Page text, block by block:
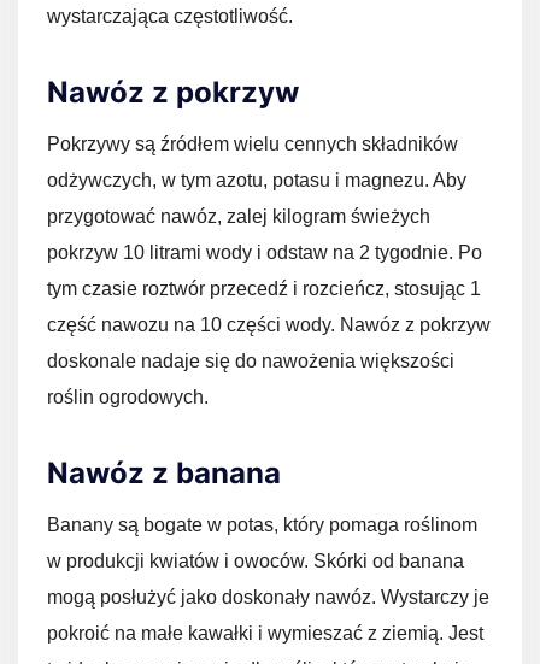
wystarczająca częstotliwość.
Nawóz z pokrzyw
Pokrzywy są źródłem wielu cennych składników
odżywczych, w tym azotu, potasu i magnezu. Aby
przygotować nawóz, zalej kilogram świeżych
pokrzyw 10 litrami wody i odstaw na 2 tygodnie. Po
tym czasie roztwór przecedź i rozcieńcz, stosując 1
część nawozu na 10 części wody. Nawóz z pokrzyw
doskonale nadaje się do nawożenia większości
roślin ogrodowych.
Nawóz z banana
Banany są bogate w potas, który pomaga roślinom
w produkcji kwiatów i owoców. Skórki od banana
mogą posłużyć jako doskonały nawóz. Wystarczy je
pokroić na małe kawałki i wymieszać z ziemią. Jest